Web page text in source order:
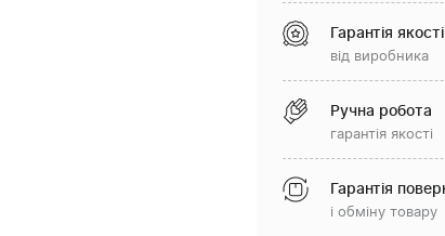
Гарантія якості
від виробника
Ручна робота
гарантія якості
Гарантія
і обміну товару